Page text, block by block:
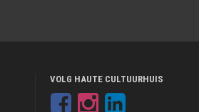
VOLG HAUTE CULTUURHUIS